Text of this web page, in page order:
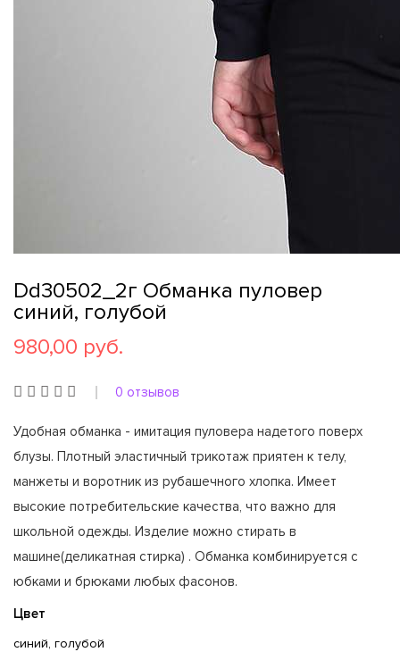
Dd30502_2г Обманка пуловер
синий, голубой
980,00 руб.
0 отзывов
Удобная обманка - имитация пуловера надетого поверх
блузы. Плотный эластичный трикотаж приятен к телу,
манжеты и воротник из рубашечного хлопка. Имеет
высокие потребительские качества, что важно для
школьной одежды. Изделие можно стирать в
машине(деликатная стирка) . Обманка комбинируется с
юбками и брюками любых фасонов.
Цвет
синий, голубой